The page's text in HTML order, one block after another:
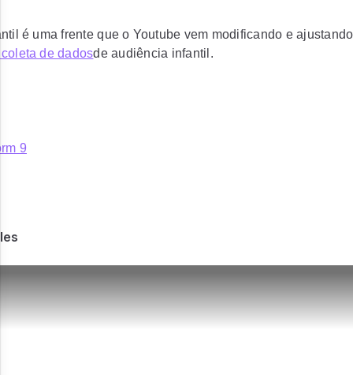
é uma frente que o Youtube vem modificando e
de dadosde audiência infantil.
9